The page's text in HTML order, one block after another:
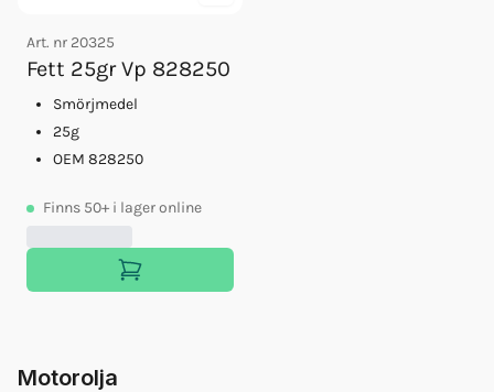
Art. nr 20325
Fett 25gr Vp 828250
Smörjmedel
25g
OEM 828250
Finns 50+ i lager online
Motorolja